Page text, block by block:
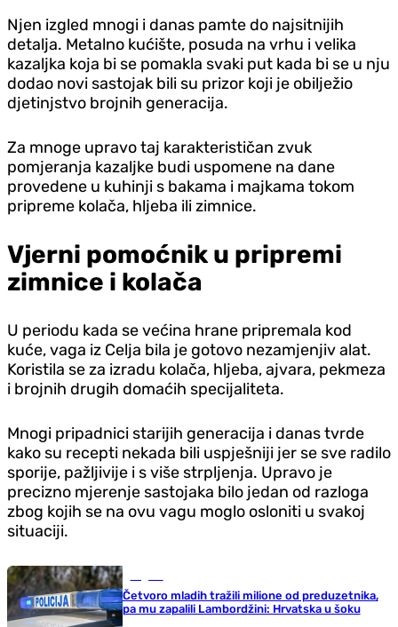
Njen izgled mnogi i danas pamte do najsitnijih
detalja. Metalno kućište, posuda na vrhu i velika
kazaljka koja bi se pomakla svaki put kada bi se u nju
dodao novi sastojak bili su prizor koji je obilježio
djetinjstvo brojnih generacija.
Za mnoge upravo taj karakterističan zvuk
pomjeranja kazaljke budi uspomene na dane
provedene u kuhinji s bakama i majkama tokom
pripreme kolača, hljeba ili zimnice.
Vjerni pomoćnik u pripremi
zimnice i kolača
U periodu kada se većina hrane pripremala kod
kuće, vaga iz Celja bila je gotovo nezamjenjiv alat.
Koristila se za izradu kolača, hljeba, ajvara, pekmeza
i brojnih drugih domaćih specijaliteta.
Mnogi pripadnici starijih generacija i danas tvrde
kako su recepti nekada bili uspješniji jer se sve radilo
sporije, pažljivije i s više strpljenja. Upravo je
precizno mjerenje sastojaka bilo jedan od razloga
zbog kojih se na ovu vagu moglo osloniti u svakoj
situaciji.
Četvoro mladih tražili milione od preduzetnika,
pa mu zapalili Lambordžini: Hrvatska u šoku